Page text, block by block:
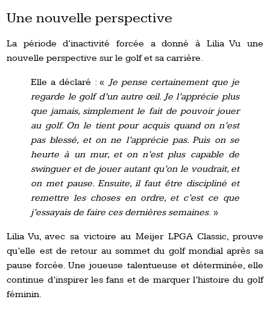
Une nouvelle perspective
La période d’inactivité forcée a donné à Lilia Vu une
nouvelle perspective sur le golf et sa carrière.
Elle a déclaré : « Je pense certainement que je
regarde le golf d’un autre œil. Je l’apprécie plus
que jamais, simplement le fait de pouvoir jouer
au golf. On le tient pour acquis quand on n’est
pas blessé, et on ne l’apprécie pas. Puis on se
heurte à un mur, et on n’est plus capable de
swinguer et de jouer autant qu’on le voudrait, et
on met pause. Ensuite, il faut être discipliné et
remettre les choses en ordre, et c’est ce que
j’essayais de faire ces dernières semaines. »
Lilia Vu, avec sa victoire au Meijer LPGA Classic, prouve
qu’elle est de retour au sommet du golf mondial après sa
pause forcée. Une joueuse talentueuse et déterminée, elle
continue d’inspirer les fans et de marquer l’histoire du golf
féminin.